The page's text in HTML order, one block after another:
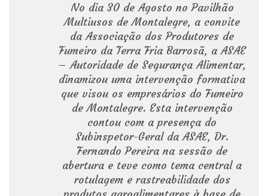
No dia 30 de Agosto no Pavilhão
Multiusos de Montalegre, a convite
da Associação dos Produtores de
Fumeiro da Terra Fria Barrosã, a ASAE
– Autoridade de Segurança Alimentar,
dinamizou uma intervenção formativa
que visou os empresários do Fumeiro
de Montalegre. Esta intervenção
contou com a presença do
Subinspetor-Geral da ASAE, Dr.
Fernando Pereira na sessão de
abertura e teve como tema central a
rotulagem e rastreabilidade dos